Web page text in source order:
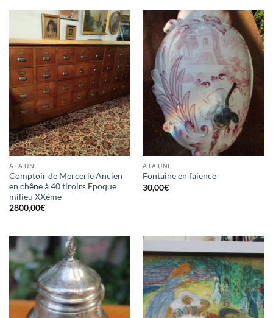
A LA UNE
Comptoir de Mercerie Ancien
en chêne à 40 tiroirs Epoque
milieu XXème
2800,00€
A LA UNE
Fontaine en faience
30,00€